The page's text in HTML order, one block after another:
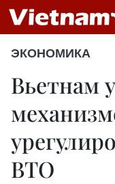
ЭКОНОМИКА
Вьетнам
ВТО